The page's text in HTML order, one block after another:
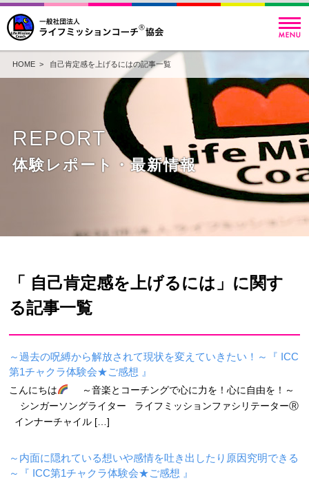
HOME> 自己肯定感を上げるにはの記事一覧
REPORT
体験レポート・最新情報
「 自己肯定感を上げるには」に関す
る記事一覧
～過去の呪縛から解放されて現状を変えていきたい！～『 ICC
第1チャクラ体験会★ご感想 』
こんにちは
～音楽とコーチングで心に力を！心に自由を！～
シンガーソングライター ライフミッションファシリテーターⓇ
インナーチャイル […]
～内面に隠れている想いや感情を吐き出したり原因究明できる
～『 ICC第1チャクラ体験会★ご感想 』